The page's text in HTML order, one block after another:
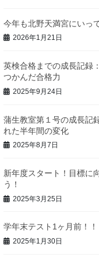
今年も北野天満宮にいっ
2026年1月21日
英検合格までの成長記録
つかんだ合格力
2025年9月24日
蒲生教室第１号の成長記
れた半年間の変化
2025年8月7日
新年度スタート！目標に
う！
2025年3月25日
学年末テスト1ヶ月前！！
2025年1月30日